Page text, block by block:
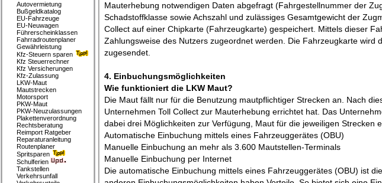
Mauterhebung notwendigen Daten abgefragt (Fahrgestellnummer der
Schadstoffklasse sowie Achszahl und zulässiges Gesamtgewicht der
Collect auf einer Chipkarte (Fahrzeugkarte) gespeichert. Mittels dieser
Zahlungsweise des Nutzers zugeordnet werden. Die Fahrzeugkarte wird
zugesendet.
4. Einbuchungsmöglichkeiten
Wie funktioniert die LKW Maut?
Die Maut fällt nur für die Benutzung mautpflichtiger Strecken an. Nach
Unternehmen Toll Collect zur Mauterhebung errichtet hat. Das
dabei drei Möglichkeiten zur Verfügung, Maut für die jeweiligen Strecken
Automatische Einbuchung mittels eines Fahrzeuggerätes (OBU)
Manuelle Einbuchung an mehr als 3.600 Mautstellen-Terminals
Manuelle Einbuchung per Internet
Die automatische Einbuchung mittels eines Fahrzeuggerätes (OBU) ist
Autovermietung
Bußgeldkatalog
EU-Fahrzeuge
EU-Neuwagen
Führerscheinklassen
Fahrradroutenplaner
Gewährleistung
Kfz-Steuern sparen
Kfz Steuerrechner
Kfz Versicherungen
Kfz-Zulassung
LKW-Maut
Mautstrecken
Motorsport
PKW-Maut
PKW-Neuzulassungen
Plakettenverordnung
Rechtsberatung
Reimport Ratgeber
Reparaturanleitung
Routenplaner
Spritsparen
Schulferien
Tankstellen
Verkehrsunfall